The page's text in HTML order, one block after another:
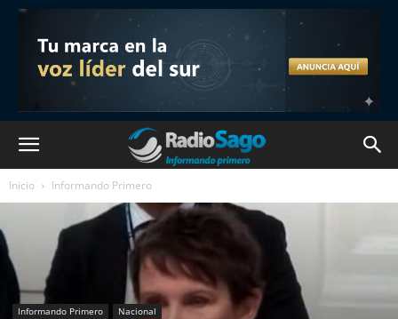
Inicio Informando Primero
Informando Primero Nacional